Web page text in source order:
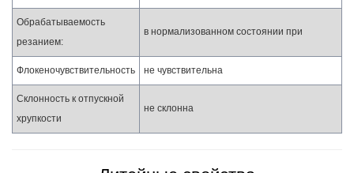
Обрабатываемость
резанием:
в нормализованном состоянии при
Флокеночувствительность не чувствительна
Склонность к отпускной
хрупкости
не склонна